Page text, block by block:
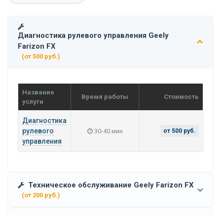
Диагностика рулевого управления Geely
Farizon FX
(от 500 руб.)
Название
услуги
Время работы Стоимость
Диагностика
рулевого
управления
30-40 мин от 500 руб.
Техническое обслуживание Geely Farizon FX
(от 200 руб.)